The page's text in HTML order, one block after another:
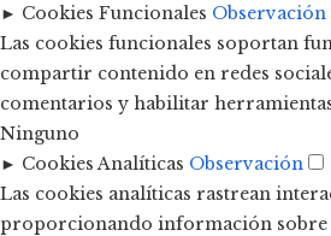
► Cookies Funcionales Observación
Las cookies funcionales soportan
compartir contenido en redes
comentarios y habilitar
Ninguno
► Cookies Analíticas Observación
Las cookies analíticas rastrean
proporcionando información sobre